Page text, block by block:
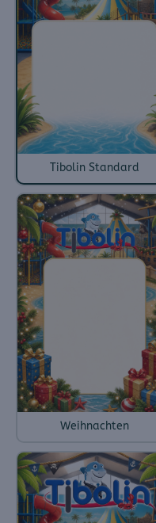
Tibolin Standard
Weihnachten